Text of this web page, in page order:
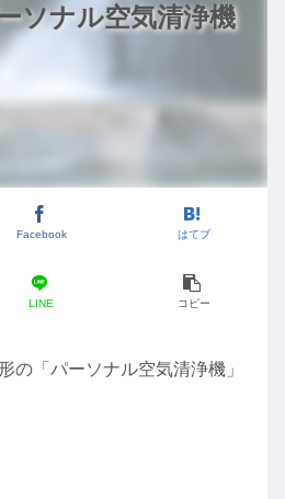
ソナル空気清浄機
Facebook はてブ
LINE コピー
の「パーソナル空気清浄機」